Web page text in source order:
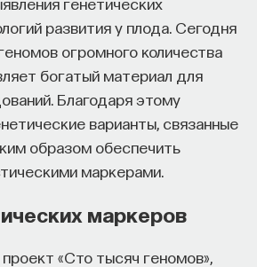
развития у плода. Сегодня
огромного количества
богатый материал для
Благодаря этому
варианты, связанные
образом обеспечить
маркерами.
маркеров
«Сто тысяч геномов»,
просыпались отдохнувшими.
вопросы можно найти,
«Наука сна: как управлять
вы научитесь:
что происходит с нами